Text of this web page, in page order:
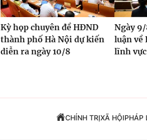
Kỳ họp chuyên đề HĐND
thành phố Hà Nội dự kiến
diễn ra ngày 10/8
Ngày
luận về
lĩnh
CHÍNH TRỊXÃ HỘIPHÁP